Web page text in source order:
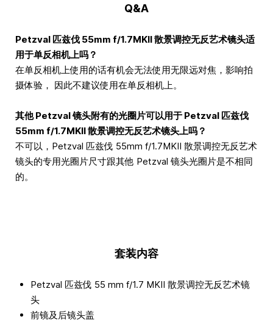
Q&A
Petzval 匹兹伐 55mm f/1.7MKII 散景调控无反艺术镜头适
用于单反相机上吗？
在单反相机上使用的话有机会无法使用无限远对焦，影响拍
摄体验， 因此不建议使用在单反相机上。
其他 Petzval 镜头附有的光圈片可以用于 Petzval 匹兹伐
55mm f/1.7MKII 散景调控无反艺术镜头上吗？
不可以，Petzval 匹兹伐 55mm f/1.7MKII 散景调控无反艺术
镜头的专用光圈片尺寸跟其他 Petzval 镜头光圈片是不相同
的。
套装内容
Petzval 匹兹伐 55 mm f/1.7 MKII 散景调控无反艺术镜
头
前镜及后镜头盖